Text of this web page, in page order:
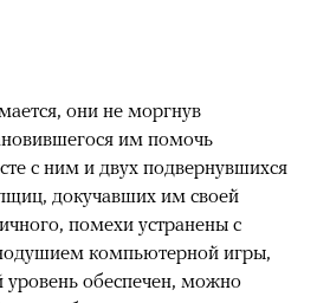
они не моргнув
им помочь
с ним и двух подвернувшихся
докучавших им своей
помехи устранены с
компьютерной игры,
обеспечен, можно